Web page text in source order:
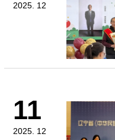
2025. 12
11
2025. 12